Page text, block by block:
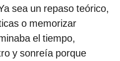
sea un repaso teórico,
o memorizar
el tiempo,
y sonreía porque